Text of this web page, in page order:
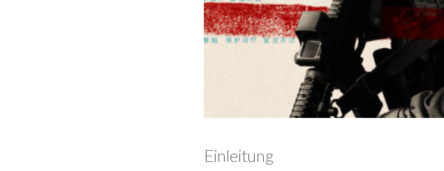
Einleitung